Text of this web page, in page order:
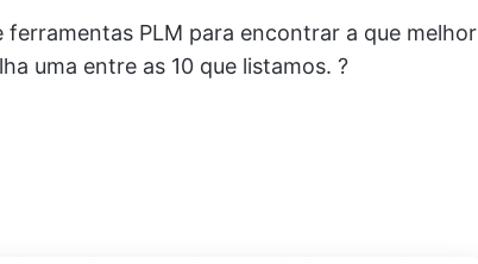
PLM para encontrar a que melhor
uma entre as 10 que listamos. ?